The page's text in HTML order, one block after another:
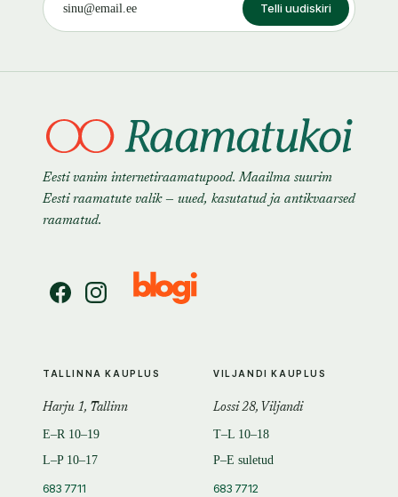
Telli uudiskiri
Eesti vanim internetiraamatupood. Maailma suurim
Eesti raamatute valik — uued, kasutatud ja antikvaarsed
raamatud.
TALLINNA KAUPLUS
Harju 1, Tallinn
E–R 10–19
L–P 10–17
683 7711
VILJANDI KAUPLUS
Lossi 28, Viljandi
T–L 10–18
P–E suletud
683 7712